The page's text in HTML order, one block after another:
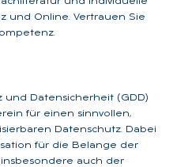
und Online. Vertrauen Sie
und Datensicherheit (GDD)
für einen sinnvollen,
Datenschutz. Dabei
für die Belange der
auch der